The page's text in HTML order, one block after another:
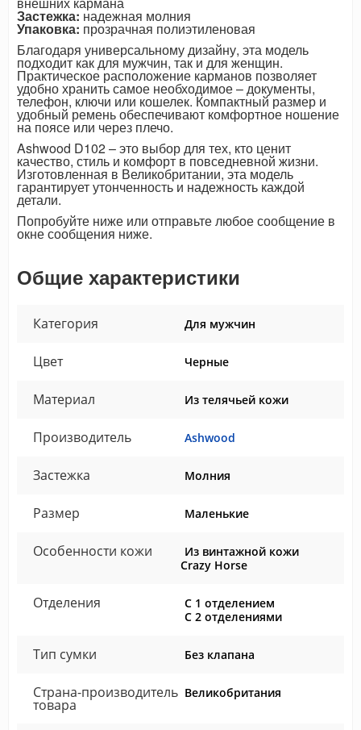
Застежка: надежная молния
Упаковка: прозрачная полиэтиленовая
Благодаря универсальному дизайну, эта модель
подходит как для мужчин, так и для женщин.
Практическое расположение карманов позволяет
удобно хранить самое необходимое – документы,
телефон, ключи или кошелек. Компактный размер и
удобный ремень обеспечивают комфортное ношение
на поясе или через плечо.
Ashwood D102 – это выбор для тех, кто ценит
качество, стиль и комфорт в повседневной жизни.
Изготовленная в Великобритании, эта модель
гарантирует утонченность и надежность каждой
детали.
Попробуйте ниже или отправьте любое сообщение в
окне сообщения ниже.
Общие характеристики
Категория Для мужчин
Цвет Черные
Материал Из телячьей кожи
Производитель Ashwood
Застежка Молния
Размер Маленькие
Особенности кожи
Из винтажной кожи
Crazy Horse
Отделения
С 1 отделением
С 2 отделениями
Тип сумки Без клапана
Страна-производитель
товара
Великобритания